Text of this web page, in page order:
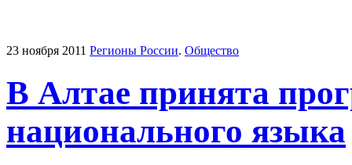
23 ноября 2011 Регионы России. Общество
В Алтае принята
национального языка